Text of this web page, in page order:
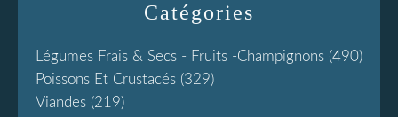
Catégories
Légumes Frais & Secs - Fruits -champignons (490)
Poissons Et Crustacés (329)
Viandes (219)